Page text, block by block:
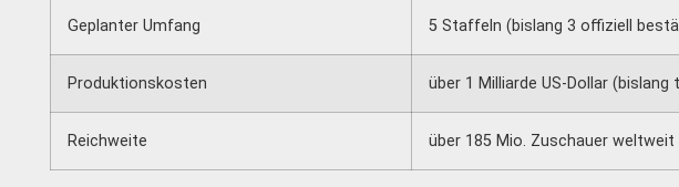
Geplanter Umfang 5 Staffeln (bislang 3 offiziell
Produktionskosten über 1 Milliarde US-Dollar
Reichweite über 185 Mio. Zuschauer